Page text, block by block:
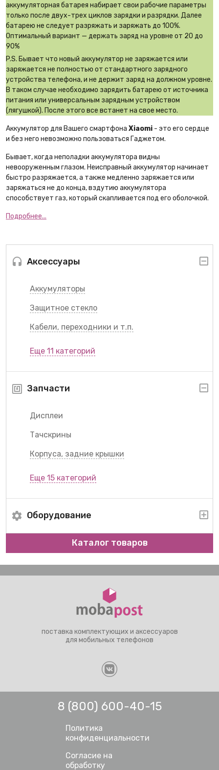
Аксессуары
Аккумуляторы
Защитное стекло
Кабели, переходники и т.п.
Еще 11 категорий
Запчасти
Дисплеи
Тачскрины
Корпуса, задние крышки
Еще 15 категорий
Оборудование
Каталог товаров
аккумуляторная батарея набирает свои рабочие параметры
только после двух-трех циклов зарядки и разрядки. Далее
батарею не следует разряжать и заряжать до 100%.
Оптимальный вариант — держать заряд на уровне от 20 до
90%
P.S. Бывает что новый аккумулятор не заряжается или
заряжается не полностью от стандартного зарядного
устройства телефона, и не держит заряд на должном уровне.
В таком случае необходимо зарядить батарею от источника
питания или универсальным зарядным устройством
(лягушкой). После этого все встанет на свое место.
Аккумулятор для Вашего смартфона Xiaomi - это его сердце
и без него невозможно пользоваться Гаджетом.
Бывает, когда неполадки аккумулятора видны
невооруженным глазом. Неисправный аккумулятор начинает
быстро разряжается, а также медленно заряжается или
заряжаться не до конца, вздутию аккумулятора
способствует газ, который скапливается под его оболочкой.
Подробнее...
поставка комплектующих и аксессуаров
для мобильных телефонов
8 (800) 600-40-15
Политика
конфиденциальности
Согласие на
обработку